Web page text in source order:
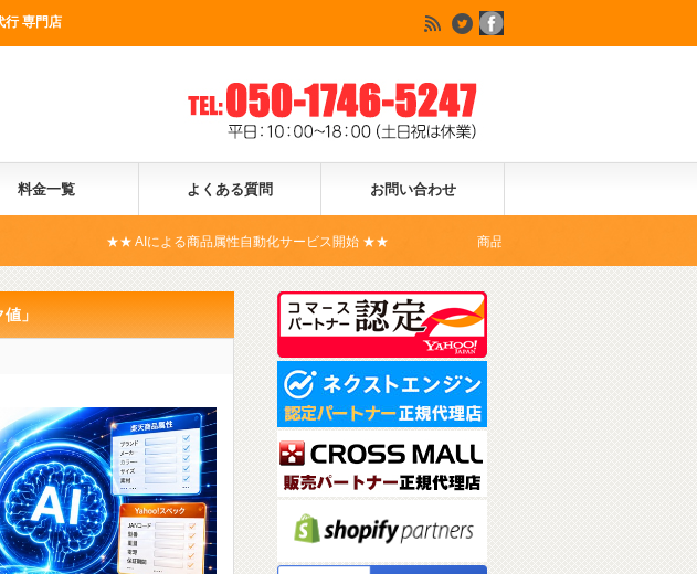
行 専門店
料金一覧 よくある質問 お問い合わせ
★★ AIによる商品属性自動化サービス開始 ★★ 商品登録ドットコムは、Yahoo!ショッピングの公式コ
」